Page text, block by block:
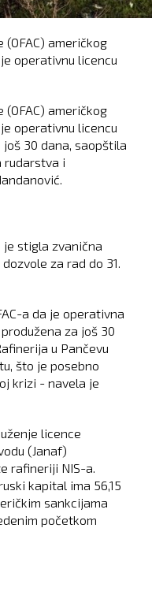
američkog
operativnu licencu
američkog
operativnu licencu
30 dana, saopštila
rudarstva i
je stigla zvanična
za rad do 31.
a da je operativna
za još 30
u Pančevu
što je posebno
krizi - navela je
licence
(Janaf)
rafineriji NIS-a.
kapital ima 56,15
sankcijama
početkom